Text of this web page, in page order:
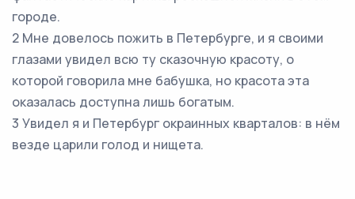
городе.
2 Мне довелось пожить в Петербурге, и я своими
глазами увидел всю ту сказочную красоту, о
которой говорила мне бабушка, но красота эта
оказалась доступна лишь богатым.
3 Увидел я и Петербург окраинных кварталов: в нём
везде царили голод и нищета.